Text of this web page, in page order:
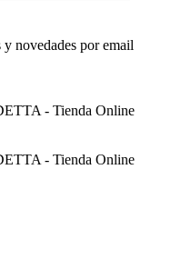
novedades por email